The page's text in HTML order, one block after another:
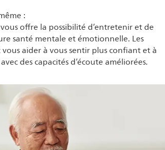
:
offre la possibilité d’entretenir et de
santé mentale et émotionnelle. Les
aider à vous sentir plus confiant et à
des capacités d’écoute améliorées.